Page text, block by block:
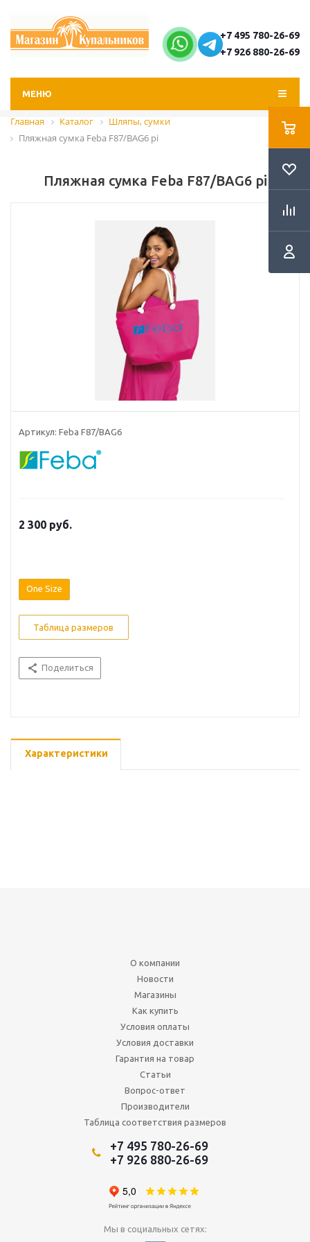
+7 495 780-26-69
+7 926 880-26-69
МЕНЮ
Главная Каталог
Шляпы, сумки
Пляжная сумка Feba F87/BAG6 pi
Пляжная сумка Feba F87/BAG6 pi
Артикул: Feba F87/BAG6
2 300 руб.
One Size
Таблица размеров
Поделиться
Характеристики
О компании
Новости
Магазины
Как купить
Условия оплаты
Условия доставки
Гарантия на товар
Статьи
Вопрос-ответ
Производители
Таблица соответствия размеров
+7 495 780-26-69
+7 926 880-26-69
Мы в социальных сетях: